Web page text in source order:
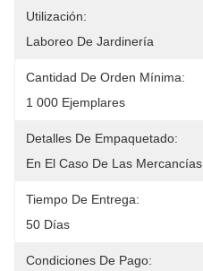
Utilización:
Laboreo De Jardinería
Cantidad De Orden Mínima:
1 000 Ejemplares
Detalles De Empaquetado:
En El Caso De Las Mercancías
Tiempo De Entrega:
50 Días
Condiciones De Pago: